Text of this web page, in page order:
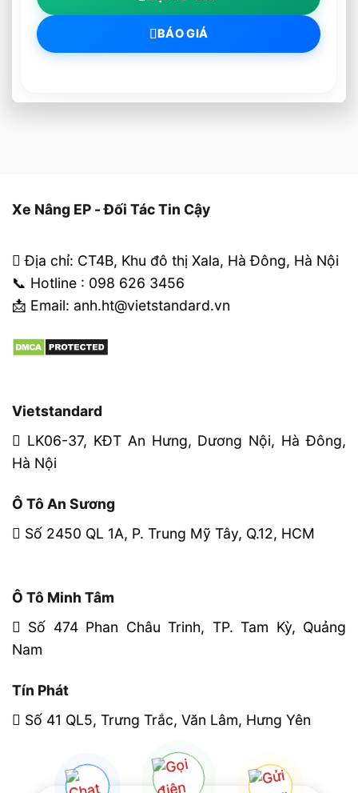
BÁO GIÁ
Xe Nâng EP - Đối Tác Tin Cậy
Địa chỉ: CT4B, Khu đô thị Xala, Hà Đông, Hà Nội
📞 Hotline : 098 626 3456
📩 Email: anh.ht@vietstandard.vn
Vietstandard
LK06-37, KĐT An Hưng, Dương Nội, Hà Đông,
Hà Nội
Ô Tô An Sương
Số 2450 QL 1A, P. Trung Mỹ Tây, Q.12, HCM
Ô Tô Minh Tâm
Số 474 Phan Châu Trinh, TP. Tam Kỳ, Quảng
Nam
Tín Phát
Số 41 QL5, Trưng Trắc, Văn Lâm, Hưng Yên